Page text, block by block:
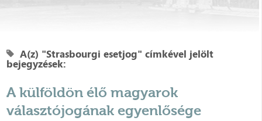
A(z) "Strasbourgi esetjog" címkével jelölt
bejegyzések:
A külföldön élő magyarok
választójogának egyenlősége